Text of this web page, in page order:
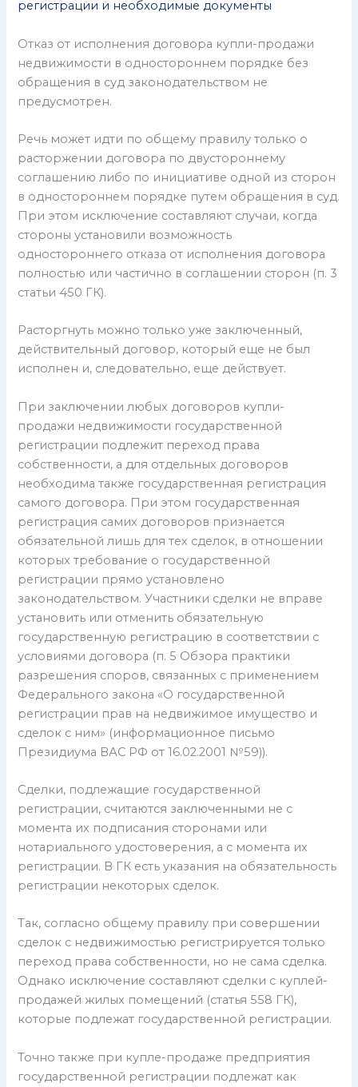
регистрации и необходимые документы
Отказ от исполнения договора купли-продажи
недвижимости в одностороннем порядке без
обращения в суд законодательством не
предусмотрен.
Речь может идти по общему правилу только о
расторжении договора по двустороннему
соглашению либо по инициативе одной из сторон
в одностороннем порядке путем обращения в суд.
При этом исключение составляют случаи, когда
стороны установили возможность
одностороннего отказа от исполнения договора
полностью или частично в соглашении сторон (п. 3
статьи 450 ГК).
Расторгнуть можно только уже заключенный,
действительный договор, который еще не был
исполнен и, следовательно, еще действует.
При заключении любых договоров купли-
продажи недвижимости государственной
регистрации подлежит переход права
собственности, а для отдельных договоров
необходима также государственная регистрация
самого договора. При этом государственная
регистрация самих договоров признается
обязательной лишь для тех сделок, в отношении
которых требование о государственной
регистрации прямо установлено
законодательством. Участники сделки не вправе
установить или отменить обязательную
государственную регистрацию в соответствии с
условиями договора (п. 5 Обзора практики
разрешения споров, связанных с применением
Федерального закона «О государственной
регистрации прав на недвижимое имущество и
сделок с ним» (информационное письмо
Президиума ВАС РФ от 16.02.2001 №59)).
Сделки, подлежащие государственной
регистрации, считаются заключенными не с
момента их подписания сторонами или
нотариального удостоверения, а с момента их
регистрации. В ГК есть указания на обязательность
регистрации некоторых сделок.
Так, согласно общему правилу при совершении
сделок с недвижимостью регистрируется только
переход права собственности, но не сама сделка.
Однако исключение составляют сделки с куплей-
продажей жилых помещений (статья 558 ГК),
которые подлежат государственной регистрации.
Точно также при купле-продаже предприятия
государственной регистрации подлежат как